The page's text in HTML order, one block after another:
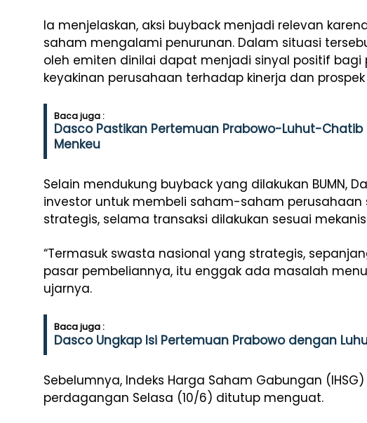
Ia menjelaskan, aksi buyback menjadi relevan
saham mengalami penurunan. Dalam situasi
oleh emiten dinilai dapat menjadi sinyal positif bagi
keyakinan perusahaan terhadap kinerja dan
Baca juga :
Dasco Pastikan Pertemuan Prabowo-Luhut-Chatib
Menkeu
Selain mendukung buyback yang dilakukan BUMN,
investor untuk membeli saham-saham
strategis, selama transaksi dilakukan sesuai
“Termasuk swasta nasional yang strategis,
pasar pembeliannya, itu enggak ada masalah
ujarnya.
Baca juga :
Dasco Ungkap Isi Pertemuan Prabowo dengan
Sebelumnya, Indeks Harga Saham Gabungan
perdagangan Selasa (10/6) ditutup menguat.